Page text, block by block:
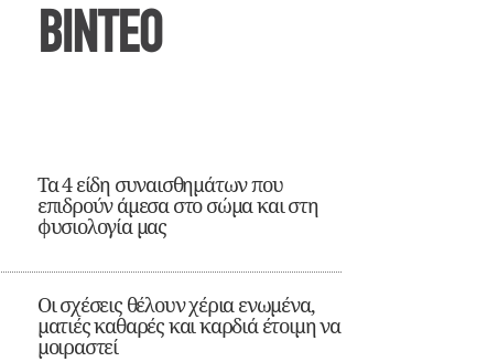
ΒΙΝΤΕΟ
Τα 4 είδη συναισθημάτων που
επιδρούν άμεσα στο σώμα και στη
φυσιολογία μας
Οι σχέσεις θέλουν χέρια ενωμένα,
ματιές καθαρές και καρδιά έτοιμη να
μοιραστεί